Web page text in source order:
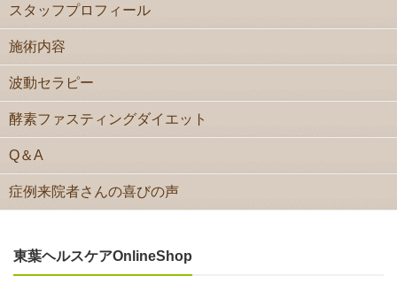
スタッフプロフィール
施術内容
波動セラピー
酵素ファスティングダイエット
Q＆A
症例来院者さんの喜びの声
東葉ヘルスケアOnlineShop